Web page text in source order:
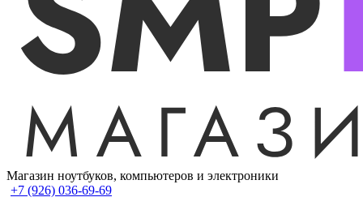
Магазин ноутбуков, компьютеров и электроники
+7 (926) 036-69-69